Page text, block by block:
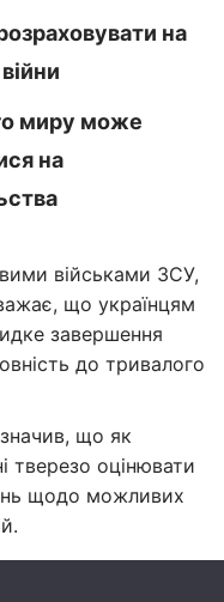
на
миру може
на
військами ЗСУ,
що українцям
завершення
до тривалого
що як
тверезо оцінювати
щодо можливих